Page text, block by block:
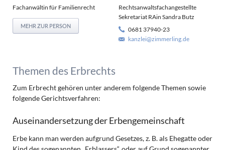
Fachanwältin für Familienrecht
MEHR ZUR PERSON
Rechtsanwaltsfachangestellte
Sekretariat RAin Sandra Butz
0681 37940-23
kanzlei@zimmerling.de
Themen des Erbrechts
Zum Erbrecht gehören unter anderem folgende Themen sowie
folgende Gerichtsverfahren:
Auseinandersetzung der Erbengemeinschaft
Erbe kann man werden aufgrund Gesetzes, z. B. als Ehegatte oder